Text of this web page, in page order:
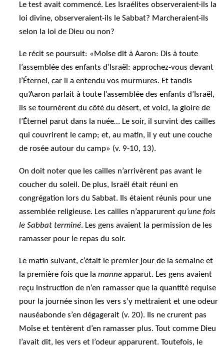
Le test avait commencé. Les Israélites observeraient-ils la
loi divine, observeraient-ils le Sabbat? Marcheraient-ils
selon la loi de Dieu ou non?
Le récit se poursuit: «Moïse dit à Aaron: Dis à toute
l’assemblée des enfants d’Israël: approchez-vous devant
l’Éternel, car il a entendu vos murmures. Et tandis
qu’Aaron parlait à toute l’assemblée des enfants d’Israël,
ils se tournèrent du côté du désert, et voici, la gloire de
l’Éternel parut dans la nuée… Le soir, il survint des cailles
qui couvrirent le camp; et, au matin, il y eut une couche
de rosée autour du camp» (v. 9-10, 13).
On doit noter que les cailles n’arrivèrent pas avant le
coucher du soleil. De plus, Israël était réuni en
congrégation lors du Sabbat. Ils étaient réunis pour une
assemblée religieuse. Les cailles n’apparurentqu’une fois
le Sabbat terminé. Les gens avaient la permission de les
ramasser pour le repas du soir.
Le matin suivant, c’était le premier jour de la semaine et
la première fois que lamanne apparut. Les gens avaient
reçu instruction de n’en ramasser que la quantité requise
pour la journée sinon les vers s’y mettraient et une odeur
nauséabonde s’en dégagerait (v. 20). Ils ne crurent pas
Moïse et tentèrent d’en ramasser plus. Tout comme Dieu
l’avait dit, les vers et l’odeur apparurent. Toutefois, le